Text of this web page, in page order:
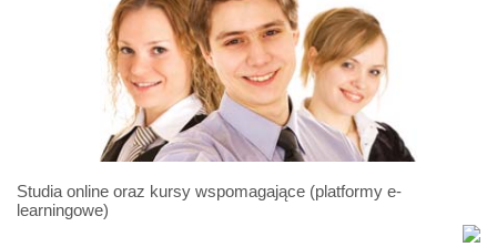
Studia online oraz kursy wspomagające (platformy e-
learningowe)